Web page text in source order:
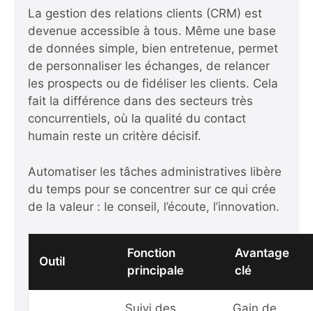
La gestion des relations clients (CRM) est
devenue accessible à tous. Même une base
de données simple, bien entretenue, permet
de personnaliser les échanges, de relancer
les prospects ou de fidéliser les clients. Cela
fait la différence dans des secteurs très
concurrentiels, où la qualité du contact
humain reste un critère décisif.
Automatiser les tâches administratives libère
du temps pour se concentrer sur ce qui crée
de la valeur : le conseil, l’écoute, l’innovation.
Outil
Fonction
principale
Avantage
clé